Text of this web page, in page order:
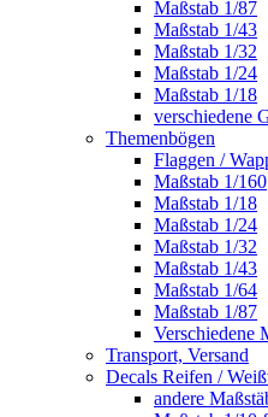
Maßstab 1/87
Maßstab 1/43
Maßstab 1/32
Maßstab 1/24
Maßstab 1/18
verschiedene
Themenbögen
Flaggen /
Maßstab 1/160
Maßstab 1/18
Maßstab 1/24
Maßstab 1/32
Maßstab 1/43
Maßstab 1/64
Maßstab 1/87
Verschiedene
Transport, Versand
Decals Reifen /
andere